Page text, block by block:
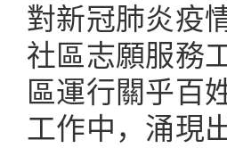
對新冠肺炎疫
社區志願服務
區運行關乎百
工作中，涌現